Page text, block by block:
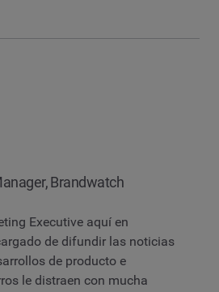
Brandwatch
Executive aquí en
de difundir las noticias
de producto e
le distraen con mucha